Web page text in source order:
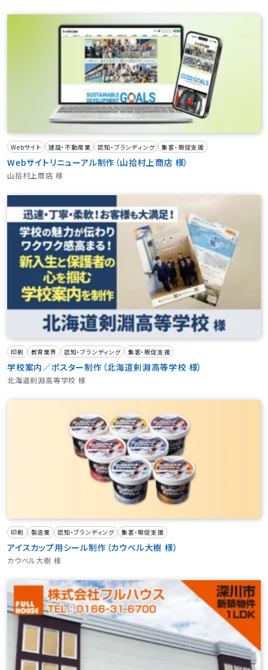
Webサイト 建設・不動産業 認知・ブランディング 集客・販促支援
Webサイトリニューアル制作（山拾村上商店 様）
山拾村上商店 様
印刷 教育業界 認知・ブランディング 集客・販促支援
学校案内／ポスター制作（北海道剣淵高等学校 様）
北海道剣淵高等学校 様
印刷 製造業 認知・ブランディング 集客・販促支援
アイスカップ用シール制作（カウベル大樹 様）
カウベル大樹 様